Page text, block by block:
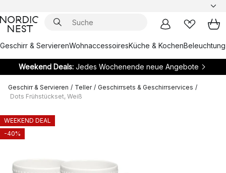
Geschirr & ServierenWohnaccessoiresKüche & KochenBeleuchtung
Weekend Deals:Jedes Wochenende neue Angebote
Geschirr & Servieren / Teller / Geschirrsets & Geschirrservices /
Dots Frühstückset, Weiß
WEEKEND DEAL
-40%